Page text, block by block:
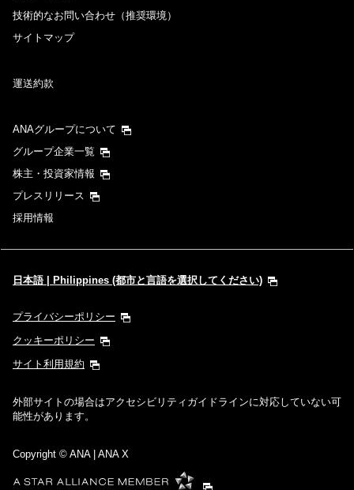
技術的なお問い合わせ（推奨環境）
サイトマップ
運送約款
ANAグループについて
グループ企業一覧
株主・投資家情報
プレスリリース
採用情報
日本語 | Philippines (都市と言語を選択してください)
プライバシーポリシー
クッキーポリシー
サイト利用規約
外部サイトの場合はアクセシビリティガイドラインに対応していない可
能性があります。
Copyright © ANA | ANA X